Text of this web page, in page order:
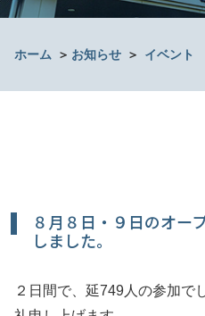
ホーム ＞ お知らせ ＞ イベント
８月８日・９日のオー
しました。
２日間で、延749人の参加で